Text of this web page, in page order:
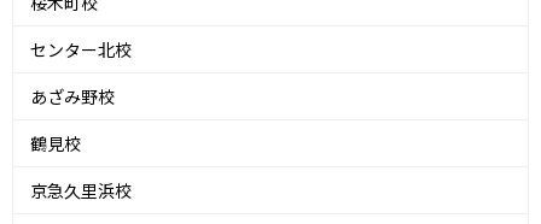
センター北校
あざみ野校
鶴見校
京急久里浜校